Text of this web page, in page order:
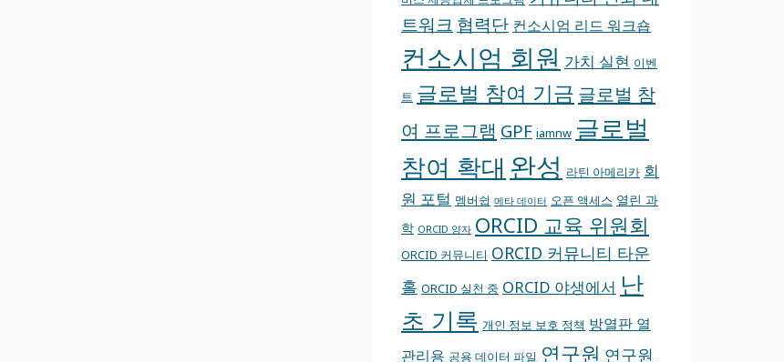
트워크 협력단 컨소시엄 리드 워크숍
컨소시엄 회원 가치 실현 이벤
트 글로벌 참여 기금 글로벌 참
여 프로그램 GPF iamnw 글로벌
참여 확대 완성 라틴 아메리카 회
원 포털 멤버쉽 메타 데이터 오픈 액세스 열린 과
학 ORCID 양자 ORCID 교육 위원회
ORCID 커뮤니티 ORCID 커뮤니티 타운
홀 ORCID 실천 중 ORCID 야생에서 난
초 기록 개인 정보 보호 정책 방열판 열
관리용 공용 데이터 파일 연구원 연구원